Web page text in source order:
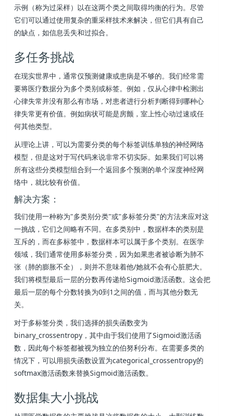
示例（称为过采样）以在这两个类之间取得均衡的行为。尽管
它们可以通过使用复杂的重采样技术来解决，但它们具有自己
的缺点，如信息丢失和过拟合。
多任务挑战
在现实世界中，通常仅预测健康或患病是不够的。我们经常需
要将医疗数据分为多个类别或标签。例如，仅从心律中检测出
心律失常并没有那么有市场，对患者进行分析判断得到哪种心
律失常更有价值。例如病状可能是房颤，室上性心动过速或任
何其他类型。
从理论上讲，可以为需要分类的每个标签训练单独的神经网络
模型，但是这对于写代码来说非常不切实际。如果我们可以将
所有这些分类模型组合到一个返回多个预测的单个深度神经网
络中，就比较有价值。
解决方案：
我们使用一种称为"多类别分类"或"多标签分类"的方法来应对这
一挑战，它们之间略有不同。在多类别中，数据样本的类别是
互斥的，而在多标签中，数据样本可以属于多个类别。在医学
领域，我们通常使用多标签分类，因为如果患者被诊断为肺不
张（肺的膨胀不全），则并不意味着他/她就不会有心脏肥大。
我们将模型最后一层的分数再传递给Sigmoid激活函数。这会把
最后一层的每个分数转换为0到1之间的值，而与其他分数无
关。
对于多标签分类，我们选择的损失函数变为
binary_crossentropy，其中由于我们使用了Sigmoid激活函
数，因此每个标签都被视为独立的伯努利分布。在需要多类的
情况下，可以用损失函数设置为categorical_crossentropy的
softmax激活函数来替换Sigmoid激活函数。
数据集大小挑战